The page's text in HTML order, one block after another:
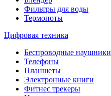
Фильтры для воды
Термопоты
Цифровая техника
Беспроводные наушники
Телефоны
Планшеты
Электронные книги
Фитнес трекеры